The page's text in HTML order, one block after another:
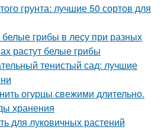
грунта: лучшие 50 сортов для
белые грибы в лесу при разных
растут белые грибы
тенистый сад: лучшие
огурцы свежими длительно.
хранения
для луковичных растений